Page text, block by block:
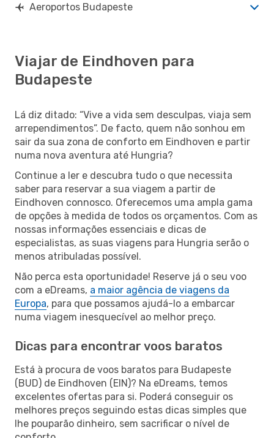
Aeroportos Budapeste
Viajar de Eindhoven para
Budapeste
Lá diz ditado: “Vive a vida sem desculpas, viaja sem
arrependimentos”. De facto, quem não sonhou em
sair da sua zona de conforto em Eindhoven e partir
numa nova aventura até Hungria?
Continue a ler e descubra tudo o que necessita
saber para reservar a sua viagem a partir de
Eindhoven connosco. Oferecemos uma ampla gama
de opções à medida de todos os orçamentos. Com as
nossas informações essenciais e dicas de
especialistas, as suas viagens para Hungria serão o
menos atribuladas possível.
Não perca esta oportunidade! Reserve já o seu voo
com a eDreams, a maior agência de viagens da
Europa, para que possamos ajudá-lo a embarcar
numa viagem inesquecível ao melhor preço.
Dicas para encontrar voos baratos
Está à procura de voos baratos para Budapeste
(BUD) de Eindhoven (EIN)? Na eDreams, temos
excelentes ofertas para si. Poderá conseguir os
melhores preços seguindo estas dicas simples que
lhe pouparão dinheiro, sem sacrificar o nível de